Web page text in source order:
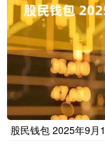
股民钱包 2025年9月